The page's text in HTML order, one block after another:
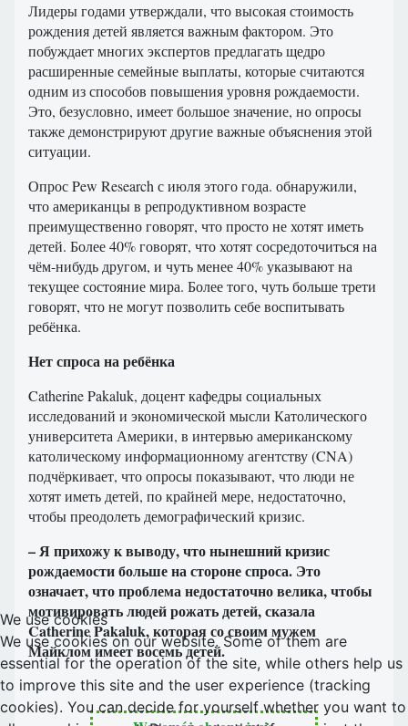
Лидеры годами утверждали, что высокая стоимость
рождения детей является важным фактором. Это
побуждает многих экспертов предлагать щедро
расширенные семейные выплаты, которые считаются
одним из способов повышения уровня рождаемости.
Это, безусловно, имеет большое значение, но опросы
также демонстрируют другие важные объяснения этой
ситуации.
Опрос Pew Research с июля этого года. обнаружили,
что американцы в репродуктивном возрасте
преимущественно говорят, что просто не хотят иметь
детей. Более 40% говорят, что хотят сосредоточиться на
чём-нибудь другом, и чуть менее 40% указывают на
текущее состояние мира. Более того, чуть больше трети
говорят, что не могут позволить себе воспитывать
ребёнка.
Нет спроса на ребёнка
Catherine Pakaluk, доцент кафедры социальных
исследований и экономической мысли Католического
университета Америки, в интервью американскому
католическому информационному агентству (CNA)
подчёркивает, что опросы показывают, что люди не
хотят иметь детей, по крайней мере, недостаточно,
чтобы преодолеть демографический кризис.
– Я прихожу к выводу, что нынешний кризис
рождаемости больше на стороне спроса. Это
означает, что проблема недостаточно велика, чтобы
мотивировать людей рожать детей, сказала
Catherine Pakaluk, которая со своим мужем
Майклом имеет восемь детей.
We use cookies
We use cookies on our website. Some of them are
essential for the operation of the site, while others help us
to improve this site and the user experience (tracking
cookies). You can decide for yourself whether you want to